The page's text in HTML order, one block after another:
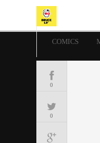
COMICS
0
0